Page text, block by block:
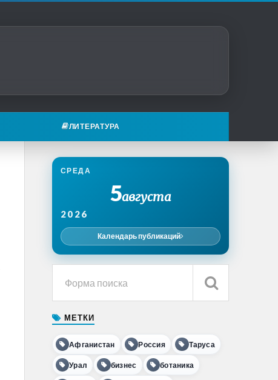
ЛИТЕРАТУРА
СРЕДА
5августа
2026
Календарь публикаций
МЕТКИ
Афганистан Россия Таруса
Урал бизнес ботаника